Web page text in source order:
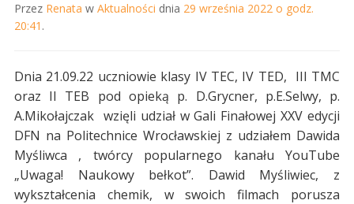
Przez Renata w Aktualności dnia 29 września 2022 o godz.
20:41 .
Dnia 21.09.22 uczniowie klasy IV TEC, IV TED, III TMC
oraz II TEB pod opieką p. D.Grycner, p.E.Selwy, p.
A.Mikołajczak wzięli udział w Gali Finałowej XXV edycji
DFN na Politechnice Wrocławskiej z udziałem Dawida
Myśliwca , twórcy popularnego kanału YouTube
„Uwaga! Naukowy bełkot”. Dawid Myśliwiec, z
wykształcenia chemik, w swoich filmach porusza